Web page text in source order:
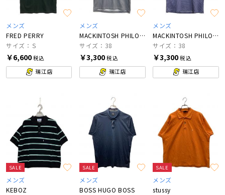
メンズ
FRED PERRY
サイズ：Ｓ
￥6,600税込
瑞江店
メンズ
MACKINTOSH PHILOSOPHY×TROTTER
サイズ：38
￥3,300税込
瑞江店
メンズ
MACKINTOSH PHILOSOPHY
サイズ：38
￥3,300税込
瑞江店
SALE
メンズ
KEBOZ
SALE
メンズ
BOSS HUGO BOSS
SALE
メンズ
stussy